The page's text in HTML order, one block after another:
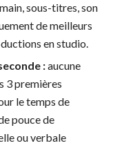
sous-titres, son
de meilleurs
en studio.
:aucune
3 premières
le temps de
pouce de
ou verbale